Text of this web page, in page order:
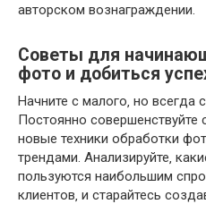
авторском вознаграждении.
Советы для
фото и добиться
Начните с малого‚ но всегда
Постоянно совершенствуйте
новые техники обработки
трендами. Анализируйте‚
пользуются наибольшим
клиентов‚ и старайтесь